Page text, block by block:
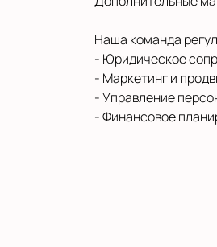
Наша команда
- Юридическое
- Маркетинг и
- Управление
- Финансовое